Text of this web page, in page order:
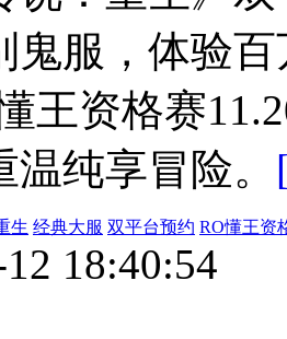
鬼服，体验
王资格赛
纯享冒险。
生 经典大服 双平台预约 RO懂王资
18:40:54